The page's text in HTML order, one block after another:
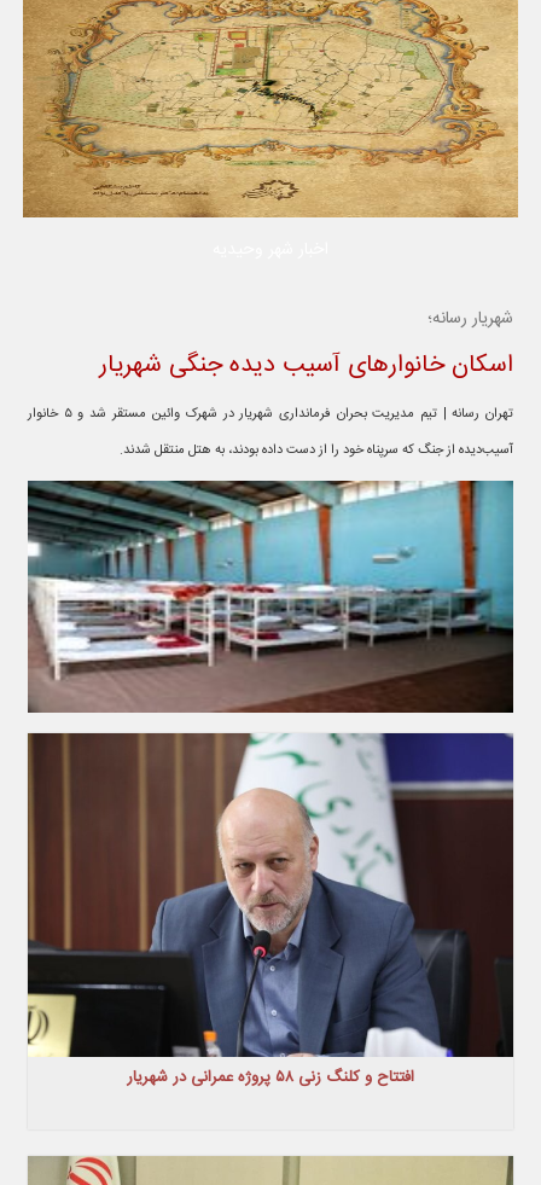
شهریار رسانه؛
اسکان خانوارهای آسیب‌ دیده جنگی شهریار
تهران رسانه | تیم مدیریت بحران فرمانداری شهریار در شهرک وائین مستقر شد و ۵ خانوار
آسیب‌دیده از جنگ که سرپناه خود را از دست داده بودند، به هتل منتقل شدند.
افتتاح و کلنگ زنی ۵۸ پروژه عمرانی در شهریار